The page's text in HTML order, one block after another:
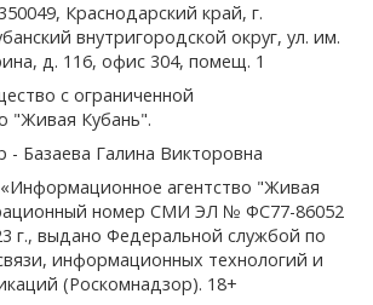
Краснодарский край, г.
внутригородской округ, ул. им.
д. 116, офис 304, помещ. 1
с ограниченной
"Живая Кубань".
- Базаева Галина Викторовна
агентство "Живая
номер СМИ ЭЛ № ФС77-86052
г., выдано Федеральной службой по
информационных технологий и
(Роскомнадзор). 18+